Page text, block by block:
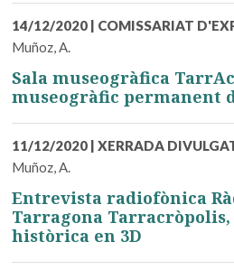
14/12/2020 | COMISSARIAT
Muñoz, A.
Sala museogràfica
museogràfic permanent
11/12/2020 |XERRADA
Muñoz, A.
Entrevista radiofònica
Tarragona
històrica en 3D